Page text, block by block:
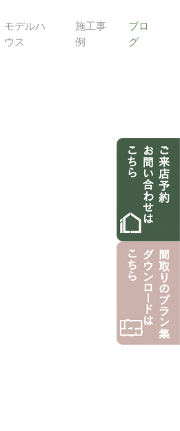
モデルハ
ウス
施工事
例
ブロ
グ